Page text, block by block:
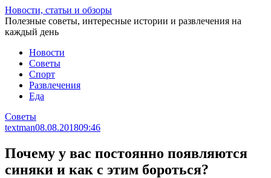
Перейти
к
статье
Новости, статьи и обзоры
Полезные советы, интересные истории и развлечения на
каждый день
Новости
Советы
Спорт
Развлечения
Еда
Советы
textman08.08.201809:46
Почему у вас постоянно появляются
синяки и как с этим бороться?